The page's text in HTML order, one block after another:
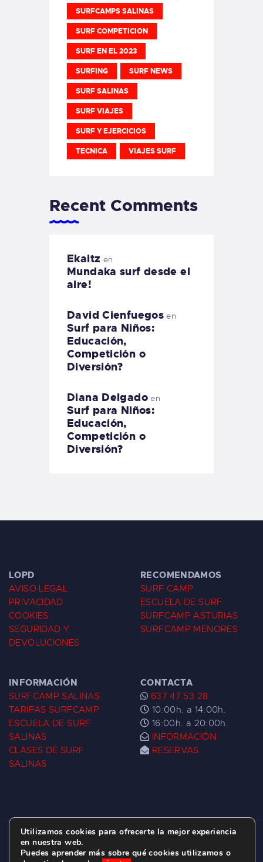
SURFCAMPS SALINAS
SURF COMPETICION
SURF EN EL 2023
SURFING SURF NEWS
SURF SALINAS
SURF VIAJES
SURF Y EJERCICIOS
TECNICA VIAJES SURF
Recent Comments
Ekaitz en
Mundaka surf desde el
aire!
David Cienfuegos en
Surf para Niños:
Educación,
Competición o
Diversión?
Diana Delgadoen
Surf para Niños:
Educación,
Competición o
Diversión?
LOPD
AVISO LEGAL
PRIVACIDAD
COOKIES
SEGURIDAD Y
DEVOLUCIONES
RECOMENDAMOS
SURF CAMP
ESCUELA DE SURF
SURFCAMP ASTURIAS
SURFCAMP MENORES
INFORMACIÓN
SURFCAMP SALINAS
TARIFAS SURFCAMP
ESCUELA DE SURF
SALINAS
CLASES DE SURF
SALINAS
CONTACTA
637 47 53 28
10:00h. a 14:00h.
16:00h. a 20:00h.
INFORMACIÓN
RESERVAS
ESCUELA DE SURF LAS DUNAS ©
2026.
C/ BERNARDO ÁLVAREZ GALAN 1, SALINAS
Utilizamos cookies para ofrecerte la mejor experiencia
en nuestra web.
Puedes aprender más sobre qué cookies utilizamos o